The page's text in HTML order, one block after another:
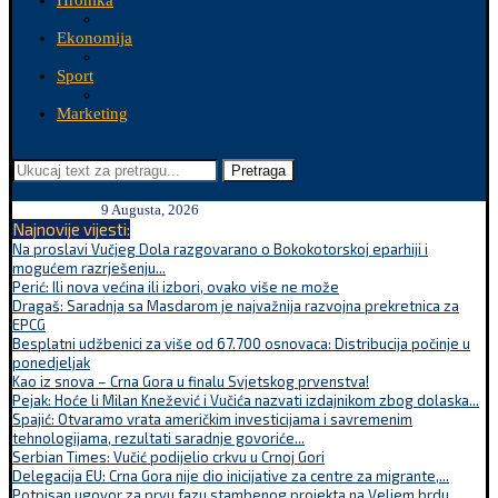
Ekonomija
Sport
Marketing
Pretraga
9 Augusta, 2026
Najnovije vijesti:
Na proslavi Vučjeg Dola razgovarano o Bokokotorskoj eparhiji i
mogućem razrješenju...
Perić: Ili nova većina ili izbori, ovako više ne može
Dragaš: Saradnja sa Masdarom je najvažnija razvojna prekretnica za
EPCG
Besplatni udžbenici za više od 67.700 osnovaca: Distribucija počinje u
ponedjeljak
Kao iz snova – Crna Gora u finalu Svjetskog prvenstva!
Pejak: Hoće li Milan Knežević i Vučića nazvati izdajnikom zbog dolaska...
Spajić: Otvaramo vrata američkim investicijama i savremenim
tehnologijama, rezultati saradnje govoriće...
Serbian Times: Vučić podijelio crkvu u Crnoj Gori
Delegacija EU: Crna Gora nije dio inicijative za centre za migrante,...